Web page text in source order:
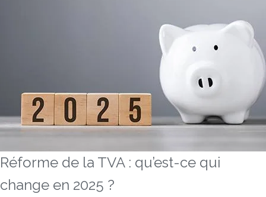
Réforme de la TVA : qu’est-ce qui
change en 2025 ?